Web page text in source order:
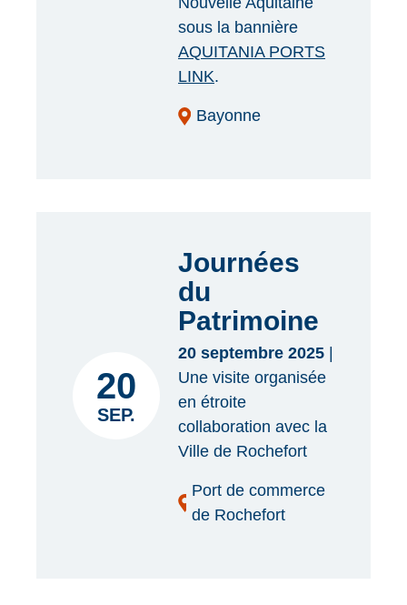
sous la bannière
AQUITANIA PORTS
LINK.
Bayonne
20
SEP.
Journées
du
Patrimoine
20 septembre 2025
Une visite organisée
en étroite
collaboration avec la
Ville de Rochefort
Port de commerce
de Rochefort